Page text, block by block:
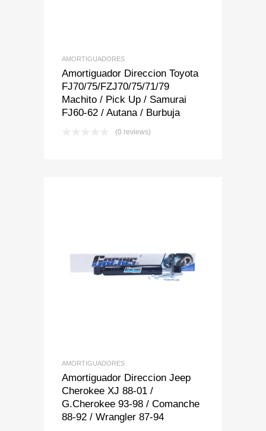
AMORTIGUADORES
Amortiguador Direccion Toyota
FJ70/75/FZJ70/75/71/79
Machito / Pick Up / Samurai
FJ60-62 / Autana / Burbuja
(0 reviews)
Add to Wishlist
Add to Compare
AMORTIGUADORES
Amortiguador Direccion Jeep
Cherokee XJ 88-01 /
G.Cherokee 93-98 / Comanche
88-92 / Wrangler 87-94